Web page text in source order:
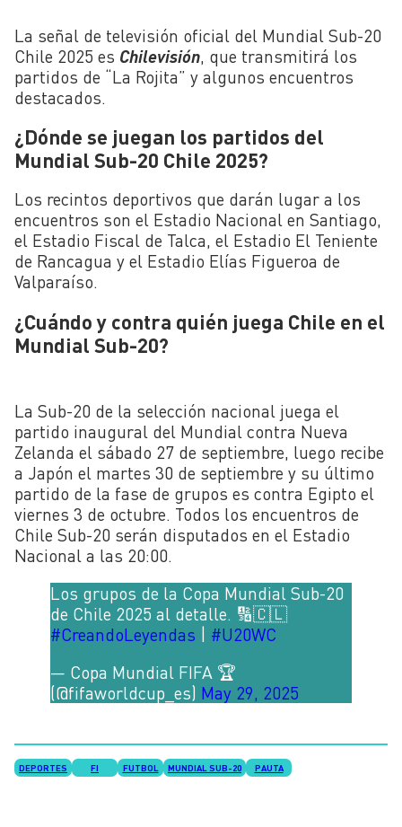
La señal de televisión oficial del Mundial Sub-20
Chile 2025 es Chilevisión, que transmitirá los
partidos de “La Rojita” y algunos encuentros
destacados.
¿Dónde se juegan los partidos del
Mundial Sub-20 Chile 2025?
Los recintos deportivos que darán lugar a los
encuentros son el Estadio Nacional en Santiago,
el Estadio Fiscal de Talca, el Estadio El Teniente
de Rancagua y el Estadio Elías Figueroa de
Valparaíso.
¿Cuándo y contra quién juega Chile en el
Mundial Sub-20?
La Sub-20 de la selección nacional juega el
partido inaugural del Mundial contra Nueva
Zelanda el sábado 27 de septiembre, luego recibe
a Japón el martes 30 de septiembre y su último
partido de la fase de grupos es contra Egipto el
viernes 3 de octubre. Todos los encuentros de
Chile Sub-20 serán disputados en el Estadio
Nacional a las 20:00.
Los grupos de la Copa Mundial Sub-20
de Chile 2025 al detalle. 🔢🇨🇱
#CreandoLeyendas
#U20WC
— Copa Mundial FIFA 🏆
(@fifaworldcup_es) May 29, 2025
DEPORTES FI FUTBOL MUNDIAL SUB-20 PAUTA